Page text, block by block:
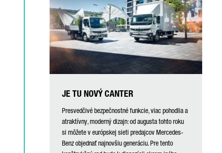
JE TU NOVÝ CANTER
Presvedčivé bezpečnostné funkcie, viac pohodlia a
atraktívny, moderný dizajn: od augusta tohto roku
si môžete v európskej sieti predajcov Mercedes-
Benz objednať najnovšiu generáciu. Pre tento